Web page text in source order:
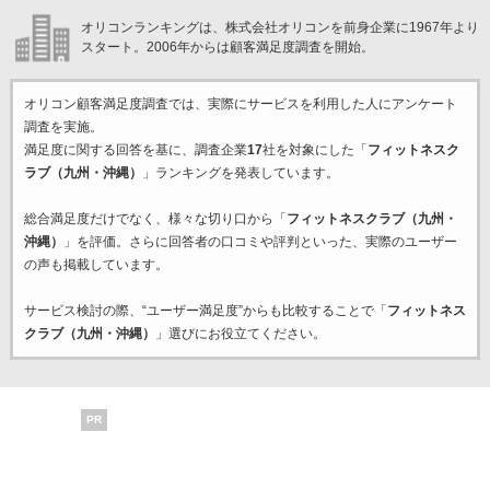
オリコンランキングは、株式会社オリコンを前身企業に1967年より
スタート。2006年からは顧客満足度調査を開始。
オリコン顧客満足度調査では、実際にサービスを利用した 人にアンケート
調査を実施。
満足度に関する回答を基に、調査企業17社を対象にした「 フィットネスク
ラブ（九州・沖縄）
」ランキングを発表しています。
総合満足度だけでなく、様々な切り口から「 フィットネスクラブ（九州・
沖縄）
」を評価。さらに回答者の口コミや評判といった、実際のユーザー
の声も掲載しています。
サービス検討の際、“ユーザー満足度”からも比較することで「 フィットネス
クラブ（九州・沖縄）
」選びにお役立てください。
PR